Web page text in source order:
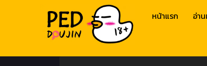
หน้าแรก อ่า